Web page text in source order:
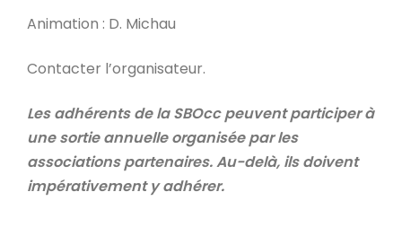
Animation : D. Michau
Contacter l’organisateur.
Les adhérents de la SBOcc peuvent participer à
une sortie annuelle organisée par les
associations partenaires. Au-delà, ils doivent
impérativement y adhérer.